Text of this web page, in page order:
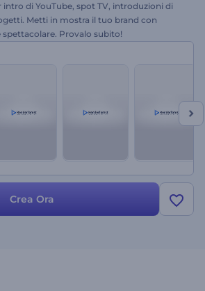
di YouTube, spot TV, introduzioni di
Metti in mostra il tuo brand con
Provalo subito!
Crea Ora